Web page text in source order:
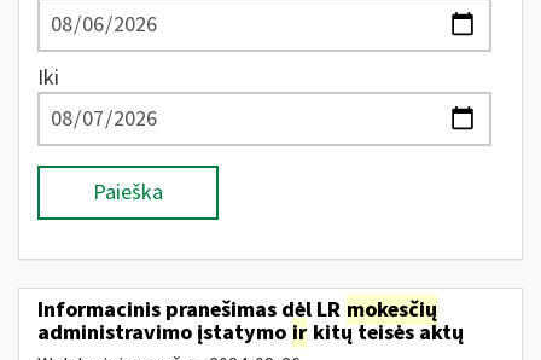
Iki
Paieška
Informacinis pranešimas dėl LR mokesčių
administravimo įstatymo ir kitų teisės aktų